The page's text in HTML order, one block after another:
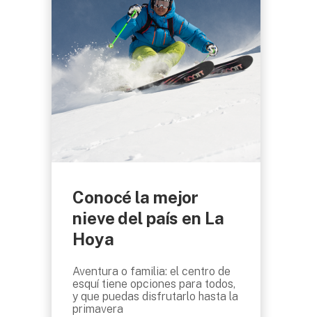
Conocé la mejor
nieve del país en La
Hoya
Aventura o familia: el centro de
esquí tiene opciones para todos,
y que puedas disfrutarlo hasta la
primavera